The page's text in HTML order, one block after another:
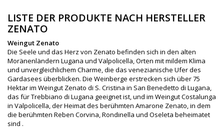
LISTE DER PRODUKTE NACH HERSTELLER
ZENATO
Weingut Zenato
Die Seele und das Herz von Zenato befinden sich in den alten
Moränenländern Lugana und Valpolicella, Orten mit mildem Klima
und unvergleichlichem Charme, die das venezianische Ufer des
Gardasees überblicken. Die Weinberge erstrecken sich über 75
Hektar im Weingut Zenato di S. Cristina in San Benedetto di Lugana,
das für Trebbiano di Lugana geeignet ist, und im Weingut Costalunga
in Valpolicella, der Heimat des berühmten Amarone Zenato, in dem
die berühmten Reben Corvina, Rondinella und Oseleta beheimatet
sind .